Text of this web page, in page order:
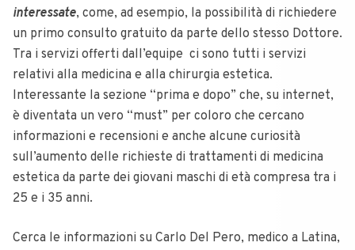
interessate, come, ad esempio, la possibilità di richiedere
un primo consulto gratuito da parte dello stesso Dottore.
Tra i servizi offerti dall’equipe ci sono tutti i servizi
relativi alla medicina e alla chirurgia estetica.
Interessante la sezione “prima e dopo” che, su internet,
è diventata un vero “must” per coloro che cercano
informazioni e recensioni e anche alcune curiosità
sull’aumento delle richieste di trattamenti di medicina
estetica da parte dei giovani maschi di età compresa tra i
25 e i 35 anni.
Cerca le informazioni su Carlo Del Pero, medico a Latina,